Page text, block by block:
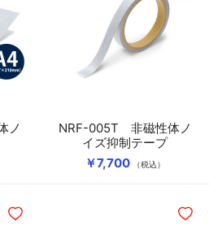
ノ
￥7,700 （税込）
NRF-005T 非磁性体ノ
イズ抑制テープ
ほしいものリストに追加 ほしい